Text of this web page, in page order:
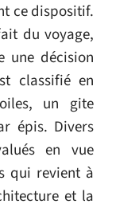
ce dispositif.
du voyage,
une décision
classifié en
un gite
épis. Divers
en vue
qui revient à
et la